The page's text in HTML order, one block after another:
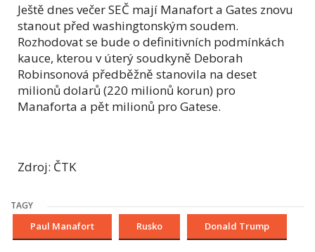
Ještě dnes večer SEČ mají Manafort a Gates znovu
stanout před washingtonským soudem.
Rozhodovat se bude o definitivních podmínkách
kauce, kterou v úterý soudkyně Deborah
Robinsonová předběžně stanovila na deset
milionů dolarů (220 milionů korun) pro
Manaforta a pět milionů pro Gatese.
Zdroj: ČTK
TAGY
Paul Manafort Rusko Donald Trump